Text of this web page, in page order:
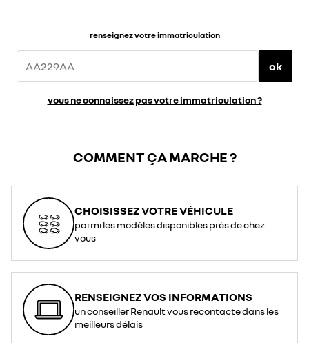
renseignez votre immatriculation
ok
vous ne connaissez pas votre immatriculation ?
COMMENT ÇA MARCHE ?
CHOISISSEZ VOTRE VÉHICULE
parmi les modèles disponibles près de chez
vous
RENSEIGNEZ VOS INFORMATIONS
un conseiller Renault vous recontacte dans les
meilleurs délais